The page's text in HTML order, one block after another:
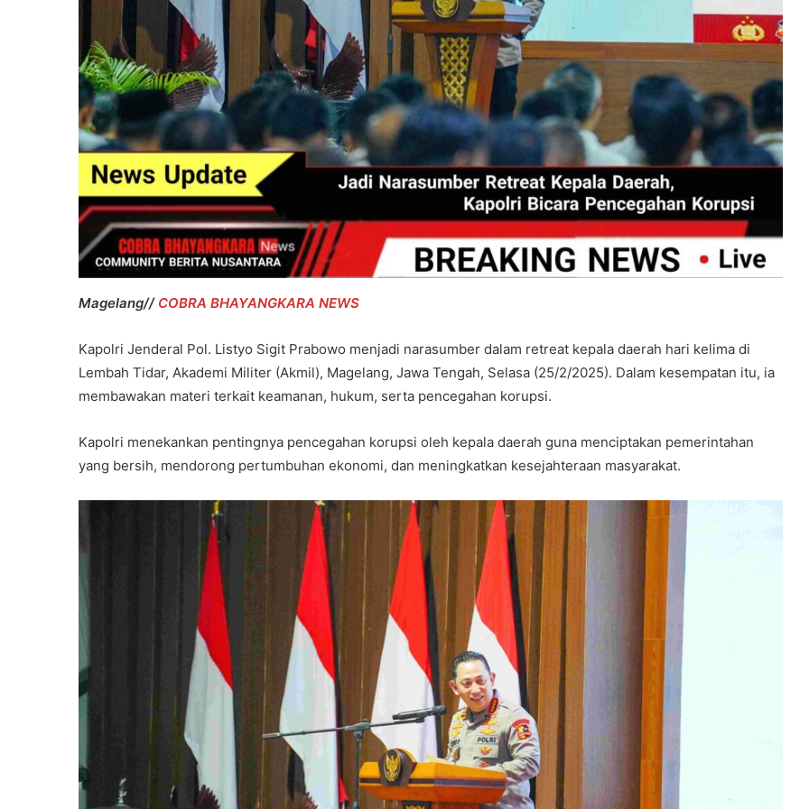
Magelang// COBRA BHAYANGKARA NEWS
Kapolri Jenderal Pol. Listyo Sigit Prabowo menjadi narasumber dalam retreat kepala daerah hari kelima di
Lembah Tidar, Akademi Militer (Akmil), Magelang, Jawa Tengah, Selasa (25/2/2025). Dalam kesempatan itu, ia
membawakan materi terkait keamanan, hukum, serta pencegahan korupsi.
Kapolri menekankan pentingnya pencegahan korupsi oleh kepala daerah guna menciptakan pemerintahan
yang bersih, mendorong pertumbuhan ekonomi, dan meningkatkan kesejahteraan masyarakat.